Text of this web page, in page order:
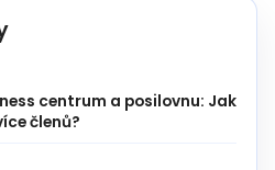
centrum a posilovnu: Jak
členů?